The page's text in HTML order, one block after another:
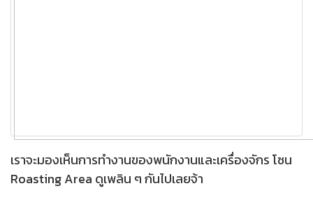
เราจะมองเห็นการทำงานของพนักงานและเครื่องจักร โซน
Roasting Area ดูเพลิน ๆ กันไปเลยจ้า